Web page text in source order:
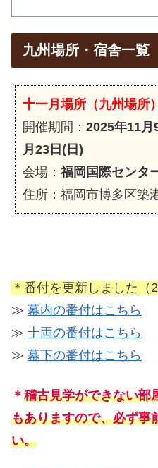
九州場所・宿舎一覧
十一月場所（九州場所）
開催期間： 2025年11月
月23日(日)
会場： 福岡国際センタ
住所：福岡市博多区築
＊番付を更新しました（
≫ 幕内の番付はこちら
≫ 十両の番付はこちら
≫ 幕下の番付はこちら
＊ 稽古見学ができない部
もありますので、必ず事
い。